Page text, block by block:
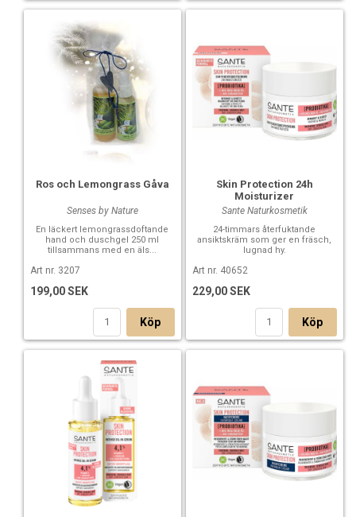
Ros och Lemongrass Gåva
Senses by Nature
En läckert lemongrassdoftande
hand och duschgel 250 ml
tillsammans med en äls...
Art nr. 3207
199,00 SEK
Köp
Skin Protection 24h
Moisturizer
Sante Naturkosmetik
24-timmars återfuktande
ansiktskräm som ger en fräsch,
lugnad hy.
Art nr. 40652
229,00 SEK
Köp